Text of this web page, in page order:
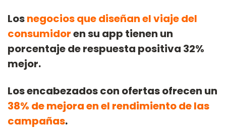
Losnegocios que diseñan el viaje del
consumidoren su app tienen un
porcentaje de respuesta positiva 32%
mejor.
Los encabezados con ofertas ofrecen un
38% de mejora en el rendimiento de las
campañas.